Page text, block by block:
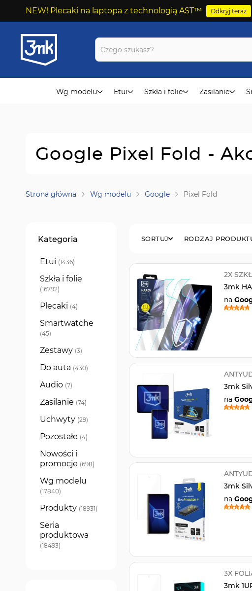
NEW! Plecaki na laptopa z technologią AST™ Odkryj teraz
Przejdź
do
treści
Wg modelu Etui Szkła i folie Zasilanie
Google Pixel Fold -
Strona główna Wg modelu Google Pixel Fold
RODZAJ
SORTUJ
2X
3mk
na
3mk
na
3mk
na
3X
3mk
Kategoria
Etui 1436
produkty
Szkła i folie
16792
produkty
Plecaki 4
produkty
Smartwatche
45
produkty
Zestawy 3
produkty
Do auta 430
produkty
Audio 7
produkty
Zasilanie 74
produkty
Uchwyty 29
produkty
Pozostałe 4
produkty
Nowości i
promocje 698
produkty
Wg modelu
17840
produkty
Produkty 18931
produkty
Seria
produktowa
18493
produkty